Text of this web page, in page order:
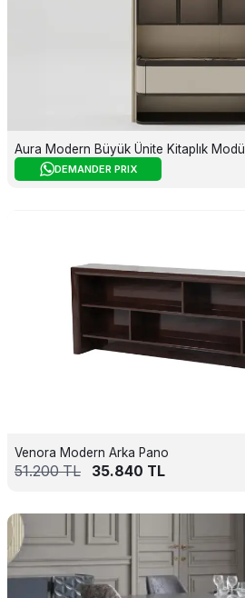
Aura Modern Büyük Ünite Kitaplık Modül
DEMANDER PRIX
Venora Modern Arka Pano
51.200TL 35.840 TL